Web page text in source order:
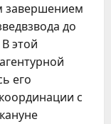
завершением
до
этой
его
с